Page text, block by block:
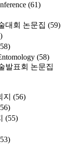
(61)
대회 논문집 (59)
(58)
발표회 논문집
(56)
(55)